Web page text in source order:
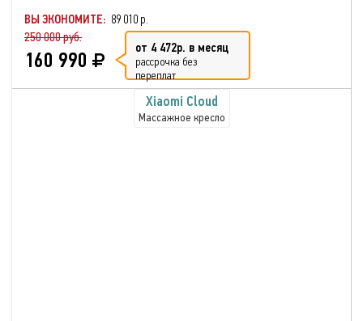
ВЫ ЭКОНОМИТЕ: 89 010 р.
250 000 руб.
160 990 от 4 472р. в месяц
рассрочка без
переплат
Xiaomi Cloud
Массажное кресло